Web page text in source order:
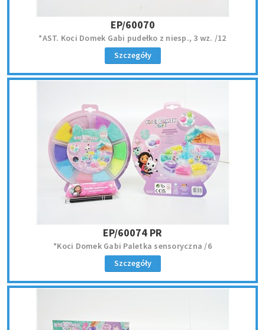
EP/60070
*AST. Koci Domek Gabi pudełko z niesp., 3 wz. /12
Szczegóły
EP/60074 PR
*Koci Domek Gabi Paletka sensoryczna /6
Szczegóły